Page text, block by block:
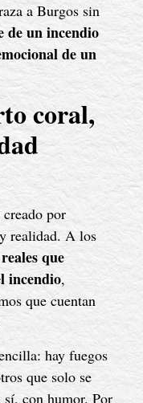
a Burgos sin
de un incendio
de un
coral,
por
realidad. A los
que
incendio,
que cuentan
hay fuegos
que solo se
sí, con humor. Por